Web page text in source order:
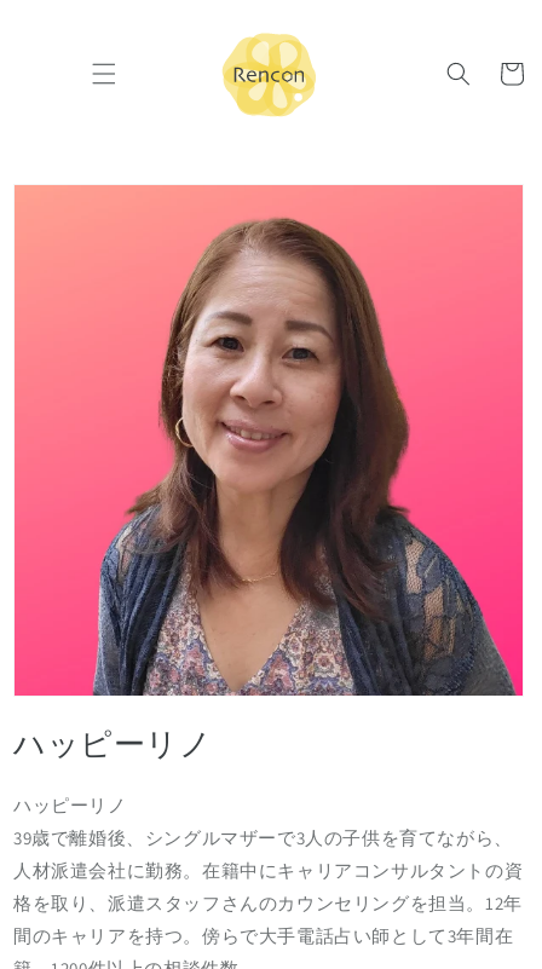
ー
ハッピーリノ
ハッピーリノ
39歳で離婚後、シングルマザーで3人の子供を育てながら、
人材派遣会社に勤務。在籍中にキャリアコンサルタントの資
格を取り、派遣スタッフさんのカウンセリングを担当。12年
間のキャリアを持つ。傍らで大手電話占い師として3年間在